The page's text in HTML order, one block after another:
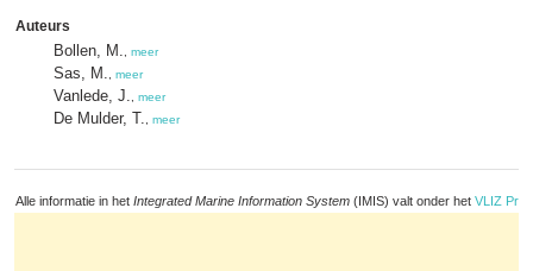
Auteurs
Bollen, M. meer
Sas, M. meer
Vanlede, J. meer
De Mulder, T. meer
Alle informatie in het Integrated Marine Information System (IMIS) valt onder het VLIZ